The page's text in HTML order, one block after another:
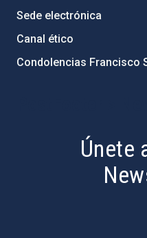
Sede electrónica
Canal ético
Condolencias Francisco
Únete